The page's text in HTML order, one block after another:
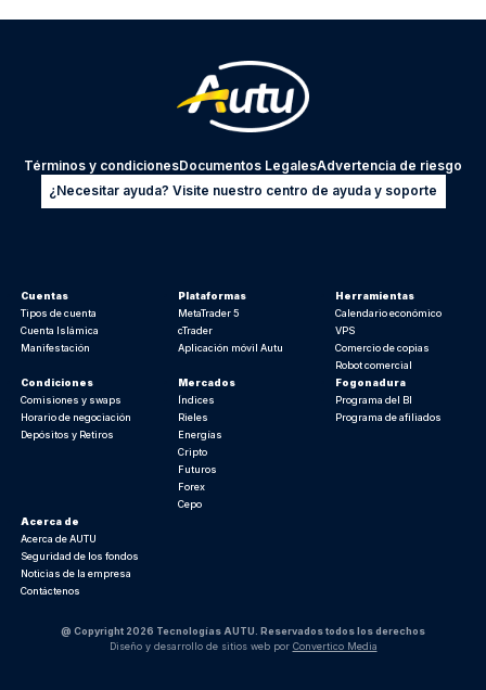
Términos y condicionesDocumentos LegalesAdvertencia de riesgo
¿Necesitar ayuda? Visite nuestro centro de ayuda y soporte
Cuentas
Tipos de cuenta
Cuenta Islámica
Manifestación
Plataformas
MetaTrader 5
cTrader
Aplicación móvil Autu
Herramientas
Calendario económico
VPS
Comercio de copias
Robot comercial
Condiciones
Comisiones y swaps
Horario de negociación
Depósitos y Retiros
Mercados
Índices
Rieles
Energías
Cripto
Futuros
Forex
Cepo
Fogonadura
Programa del BI
Programa de afiliados
Acerca de
Acerca de AUTU
Seguridad de los fondos
Noticias de la empresa
Contáctenos
@ Copyright 2026 Tecnologías AUTU. Reservados todos los derechos
Diseño y desarrollo de sitios web por Convertico Media